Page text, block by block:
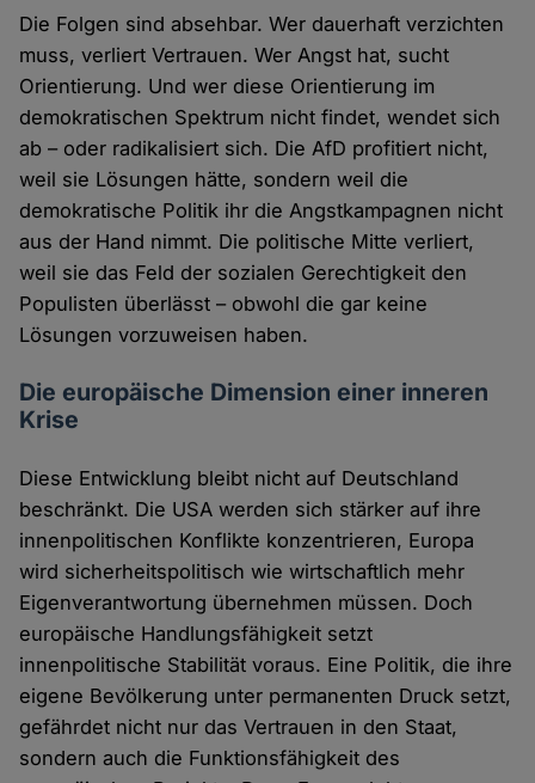
Die Folgen sind absehbar. Wer dauerhaft verzichten
muss, verliert Vertrauen. Wer Angst hat, sucht
Orientierung. Und wer diese Orientierung im
demokratischen Spektrum nicht findet, wendet sich
ab – oder radikalisiert sich. Die AfD profitiert nicht,
weil sie Lösungen hätte, sondern weil die
demokratische Politik ihr die Angstkampagnen nicht
aus der Hand nimmt. Die politische Mitte verliert,
weil sie das Feld der sozialen Gerechtigkeit den
Populisten überlässt – obwohl die gar keine
Lösungen vorzuweisen haben.
Die europäische Dimension einer inneren
Krise
Diese Entwicklung bleibt nicht auf Deutschland
beschränkt. Die USA werden sich stärker auf ihre
innenpolitischen Konflikte konzentrieren, Europa
wird sicherheitspolitisch wie wirtschaftlich mehr
Eigenverantwortung übernehmen müssen. Doch
europäische Handlungsfähigkeit setzt
innenpolitische Stabilität voraus. Eine Politik, die ihre
eigene Bevölkerung unter permanenten Druck setzt,
gefährdet nicht nur das Vertrauen in den Staat,
sondern auch die Funktionsfähigkeit des